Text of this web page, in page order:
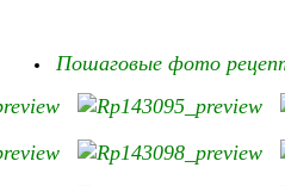
Пошаговые фото